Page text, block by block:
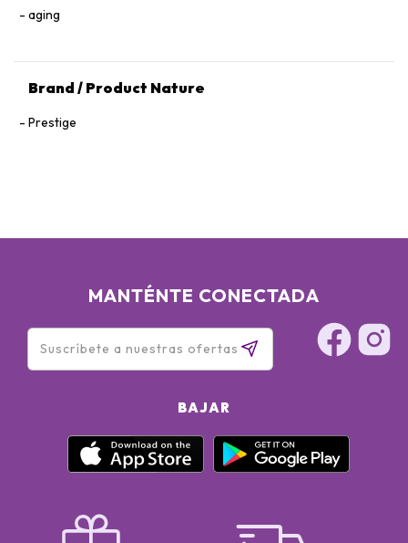
aging
Brand / Product Nature
Prestige
MANTÉNTE CONECTADA
BAJAR